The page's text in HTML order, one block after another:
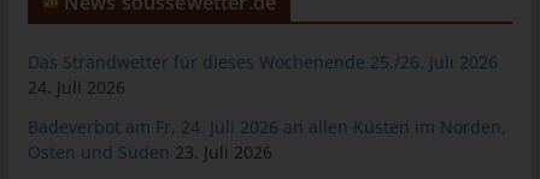
Das Strandwetter für dieses Wochenende 25./26. Juli 2026
24. Juli 2026
Badeverbot am Fr, 24. Juli 2026 an allen Küsten im Norden,
Osten und Süden 23. Juli 2026
damit der Setzung von Cookies dauerhaft widersprechen.
Internetbrowser oder andere Softwareprogramme gelöscht
werden. Dies ist in allen gängigen Internetbrowsern möglich.
dem genutzten Internetbrowser, sind unter Umständen nicht alle
Funktionen unserer Internetseite vollumfänglich nutzbar.